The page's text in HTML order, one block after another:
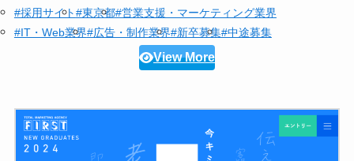
#採用サイト#東京都#営業支援・マーケティング業界
#IT・Web業界#広告・制作業界#新卒募集#中途募集
View More